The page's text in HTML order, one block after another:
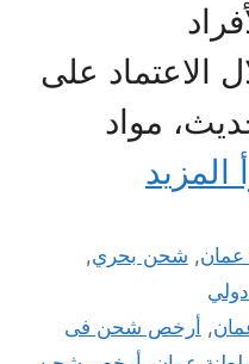
الاعتماد على
مواد
المزيد
, شحن بحري,
, أرخص شحن فى